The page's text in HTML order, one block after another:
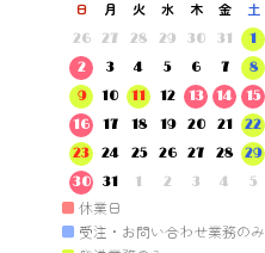
日 月 火 水 木 金
土
26
27 28 29 30 31
1
2
3 4 5 6 7
8
9
10 11 12 13 14
15
16
17 18 19 20 21
22
23
24 25 26 27 28
29
30
31 1 2 3 4 5
■ 休業日
■ 受注・お問い合わせ業務のみ